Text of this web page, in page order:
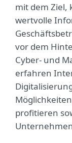
mit dem
wertvolle
vor dem
Cyber- und
erfahren
profitieren